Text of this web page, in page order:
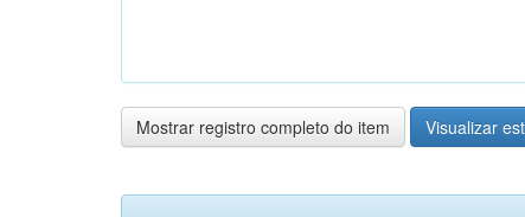
Mostrar registro completo do item Visualizar